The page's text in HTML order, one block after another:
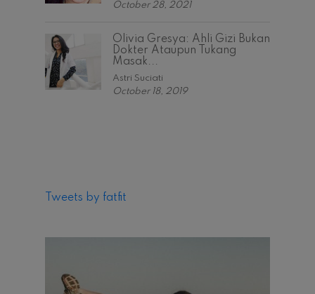
October 28, 2021
Olivia Gresya: Ahli Gizi Bukan
Dokter Ataupun Tukang
Masak...
Astri Suciati
October 18, 2019
Tweets by fatfit